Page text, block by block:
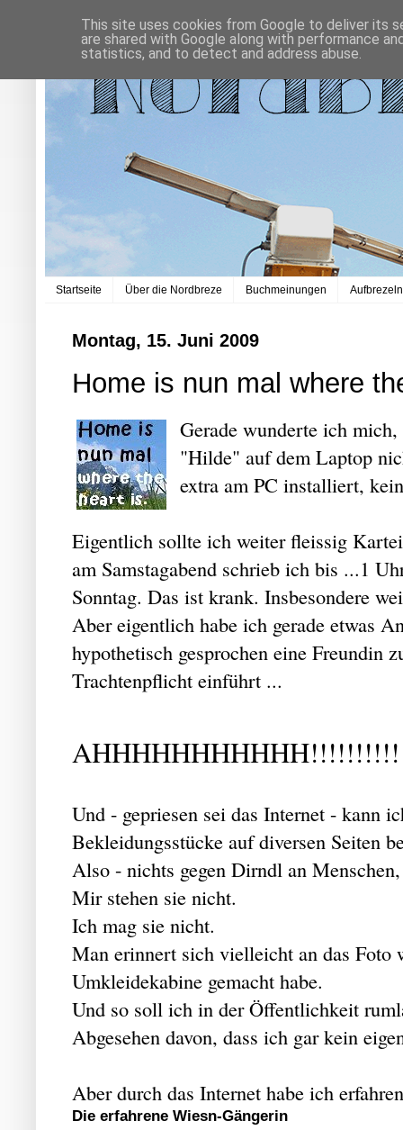
Startseite Über die Nordbreze Buchmeinungen
Montag, 15. Juni 2009
Home is nun mal where
Gerade wunderte ich
"Hilde" auf dem Laptop
extra am PC installiert,
Eigentlich sollte ich weiter fleissig
am Samstagabend schrieb ich bis ...1
Sonntag. Das ist krank. Insbesondere
Aber eigentlich habe ich gerade etwas
hypothetisch gesprochen eine Freundin
Trachtenpflicht einführt ...
Und - gepriesen sei das Internet - kann
Bekleidungsstücke auf diversen Seiten
Also - nichts gegen Dirndl an
Mir stehen sie nicht.
Ich mag sie nicht.
Man erinnert sich vielleicht an das Foto
Umkleidekabine gemacht habe.
Und so soll ich in der Öffentlichkeit
Abgesehen davon, dass ich gar kein
Aber durch das Internet habe ich
Die erfahrene Wiesn-Gängerin
This site uses cookies from Google to deliver its
are shared with Google along with performance
statistics, and to detect and address abuse.